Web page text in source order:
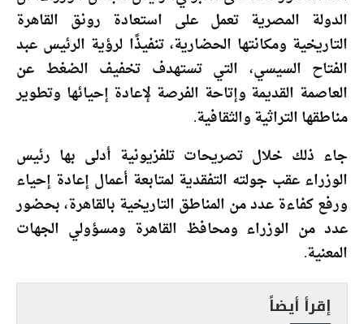
الدولة المصرية تعمل على استعادة رونق القاهرة
التاريخية ومكانتها الحضارية، تنفيذًا لرؤية الرئيس عبد
الفتاح السيسي، التي تستهدف تخفيف الضغط عن
العاصمة القديمة وإتاحة الفرصة لإعادة إحيائها وتطوير
مناطقها التراثية والثقافية.
جاء ذلك خلال تصريحات تلفزيونية أدلى بها رئيس
الوزراء عقب جولته التفقدية لمتابعة أعمال إعادة إحياء
ورفع كفاءة عدد من المناطق التاريخية بالقاهرة، بحضور
عدد من الوزراء ومحافظ القاهرة ومسؤولي الجهات
المعنية.
إقرأ أيضاً